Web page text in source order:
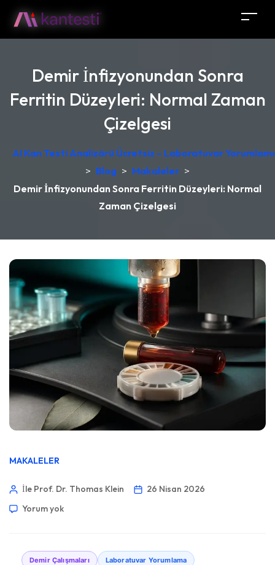
Demir İnfizyonundan Sonra
Ferritin Düzeyleri: Normal Zaman
Çizelgesi
AI Kan Testi Analizörü Ücretsiz – Laboratuvar
> Blog > Makaleler >
Demir İnfizyonundan Sonra Ferritin Düzeyleri: Normal
Zaman Çizelgesi
MAKALELER
İle Prof. Dr. Thomas Klein
26 Nisan 2026
Yorum yok
Demir Çalışmaları Laboratuvar Yorumlama